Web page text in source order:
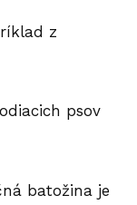
z
psov
batožina je